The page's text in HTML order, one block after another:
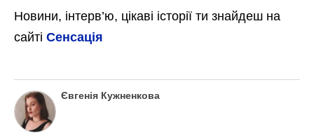
Новини, інтерв’ю, цікаві історії ти знайдеш на
сайті Сенсація
Євгенія Кужненкова